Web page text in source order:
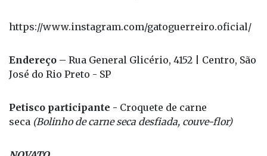
https://www.instagram.com/gatoguerreiro.oficial/
Endereço – Rua General Glicério, 4152 | Centro, São
José do Rio Preto - SP
Petisco participante - Croquete de carne
seca (Bolinho de carne seca desfiada, couve-flor)